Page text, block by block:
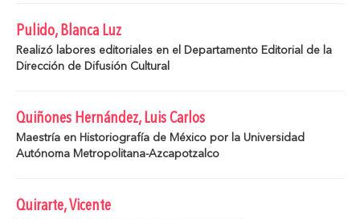
Pulido, Blanca Luz
Realizó labores editoriales en el Departamento Editorial de la
Dirección de Difusión Cultural
Quiñones Hernández, Luis Carlos
Maestría en Historiografía de México por la Universidad
Autónoma Metropolitana-Azcapotzalco
Quirarte, Vicente